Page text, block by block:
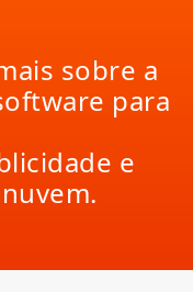
sobre a
para
e
.